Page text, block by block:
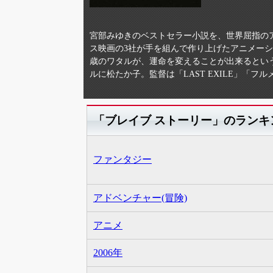
宮部みゆきのベストセラー小説を、世界屈指
ス映画の3社が手を組んで作り上げたアニメー
歳のワタルが、運命を変えることが出来ると
ルに松たか子。監督は「LAST EXILE」「フル
「ブレイブ ストーリー」のラン
ファンタジー
アドベンチャー(冒険)
アニメ
2006年